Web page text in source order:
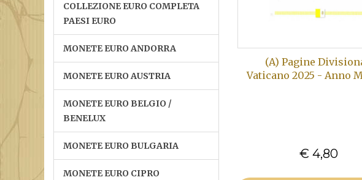
COLLEZIONE EURO COMPLETA
PAESI EURO
MONETE EURO ANDORRA
MONETE EURO AUSTRIA
MONETE EURO BELGIO /
BENELUX
MONETE EURO BULGARIA
MONETE EURO CIPRO
(A) Pagine
Vaticano 2025 - Anno
€ 4,80